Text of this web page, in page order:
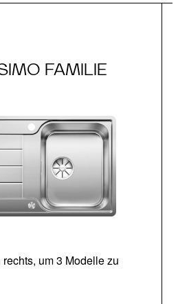
FAMILIE
um 3 Modelle zu